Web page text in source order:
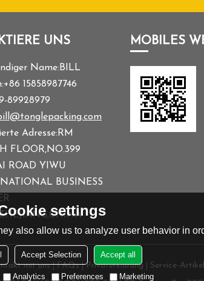
UNS
Name: BILL
+86 15858987746
89928979
Adresse: RM
FLOOR,NO.399
ROAD YIWU
BUSINESS
MOBILES
mit uns FAQs Privaterklärung
Service-Artikel
settings
also allow us to analyze user behavior in
Accept Selection Accept all
Analytics Preferences Marketing